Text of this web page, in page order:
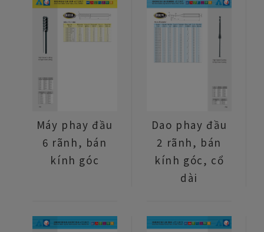
Máy phay đầu
6 rãnh, bán
kính góc
Dao phay đầu
2 rãnh, bán
kính góc, cổ
dài